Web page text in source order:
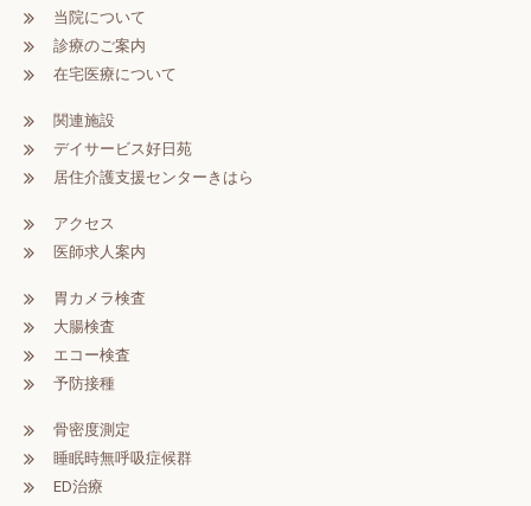
当院について
診療のご案内
在宅医療について
関連施設
デイサービス好日苑
居住介護支援センターきはら
アクセス
医師求人案内
胃カメラ検査
大腸検査
エコー検査
予防接種
骨密度測定
睡眠時無呼吸症候群
ED治療